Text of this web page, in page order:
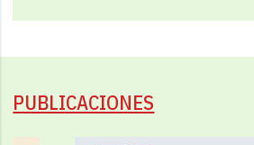
PUBLICACIONES